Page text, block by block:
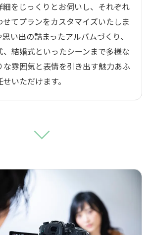
細をじっくりとお伺いし、それぞれ
てプランをカスタマイズいたしま
い出の詰まったアルバムづくり、
結婚式といったシーンまで多様な
雰囲気と表情を引き出す魅力あふ
いただけます。